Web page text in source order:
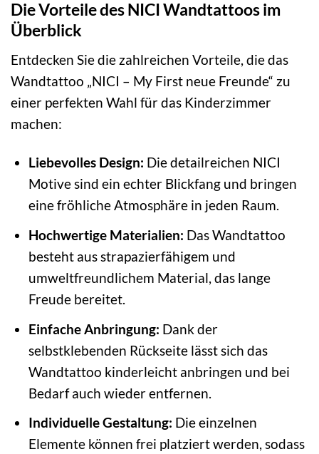
Die Vorteile des NICI Wandtattoos im
Überblick
Entdecken Sie die zahlreichen Vorteile, die das
Wandtattoo „NICI – My First neue Freunde“ zu
einer perfekten Wahl für das Kinderzimmer
machen:
Liebevolles Design: Die detailreichen NICI
Motive sind ein echter Blickfang und bringen
eine fröhliche Atmosphäre in jeden Raum.
Hochwertige Materialien: Das Wandtattoo
besteht aus strapazierfähigem und
umweltfreundlichem Material, das lange
Freude bereitet.
Einfache Anbringung: Dank der
selbstklebenden Rückseite lässt sich das
Wandtattoo kinderleicht anbringen und bei
Bedarf auch wieder entfernen.
Individuelle Gestaltung: Die einzelnen
Elemente können frei platziert werden, sodass